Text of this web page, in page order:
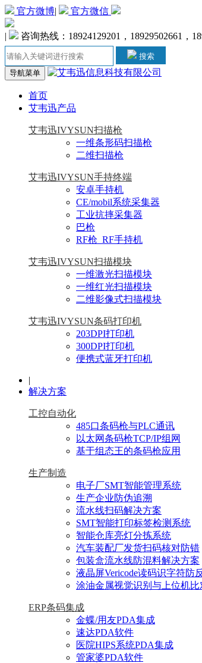
官方微博| 官方微信
| 咨询热线：18924129201，18929502661，
搜索
导航菜单
首页
艾韦迅产品
艾韦迅IVYSUN扫描枪
一维条形码扫描枪
二维扫描枪
艾韦迅IVYSUN手持终端
安卓手持机
CE/mobil系统采集器
工业抗摔采集器
巴枪
RF枪_RF手持机
艾韦迅IVYSUN扫描模块
一维激光扫描模块
一维红光扫描模块
二维影像式扫描模块
艾韦迅IVYSUN条码打印机
203DPI打印机
300DPI打印机
便携式蓝牙打印机
|
解决方案
工控自动化
485口条码枪与PLC通讯
以太网条码枪TCP/IP组网
基于组态王的条码枪应用
生产制造
电子厂SMT智能管理系统
生产企业防伪追溯
流水线扫码解决方案
SMT智能打印标签检测系统
智能仓库亮灯分拣系统
汽车装配厂发货扫码核对防错
包装盒流水线防混料解决方案
液晶屏Vericode读码识字符防反
涂油金属视觉识别与上位机比
ERP条码集成
金蝶/用友PDA集成
速达PDA软件
医院HIPS系统PDA集成
管家婆PDA软件